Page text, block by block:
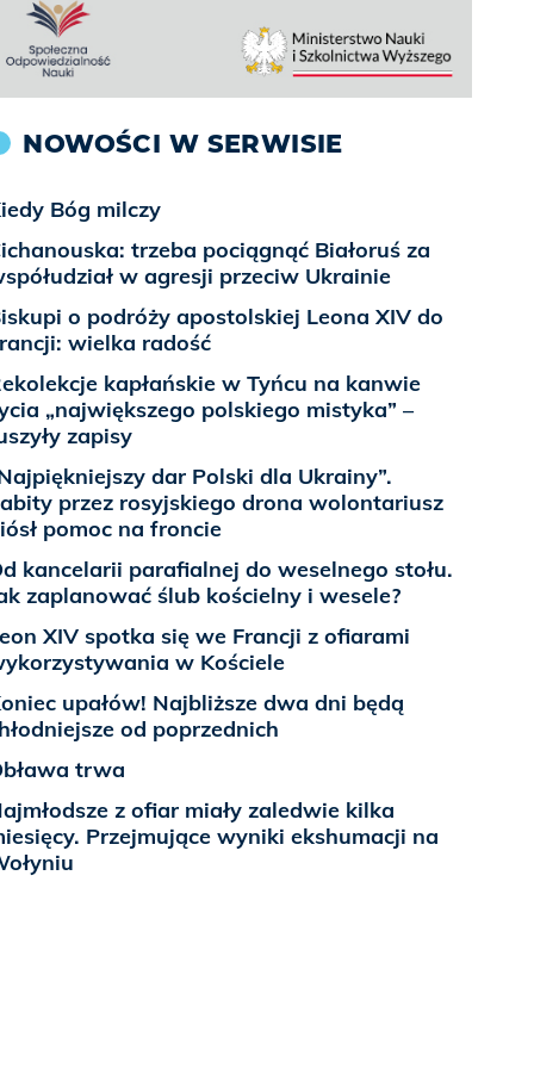
NOWOŚCI W SERWISIE
Bóg milczy
trzeba pociągnąć Białoruś za
w agresji przeciw Ukrainie
o podróży apostolskiej Leona XIV do
wielka radość
kapłańskie w Tyńcu na kanwie
„największego polskiego mistyka” –
zapisy
dar Polski dla Ukrainy”.
przez rosyjskiego drona wolontariusz
pomoc na froncie
kancelarii parafialnej do weselnego stołu.
zaplanować ślub kościelny i wesele?
XIV spotka się we Francji z ofiarami
w Kościele
upałów! Najbliższe dwa dni będą
od poprzednich
trwa
z ofiar miały zaledwie kilka
Przejmujące wyniki ekshumacji na